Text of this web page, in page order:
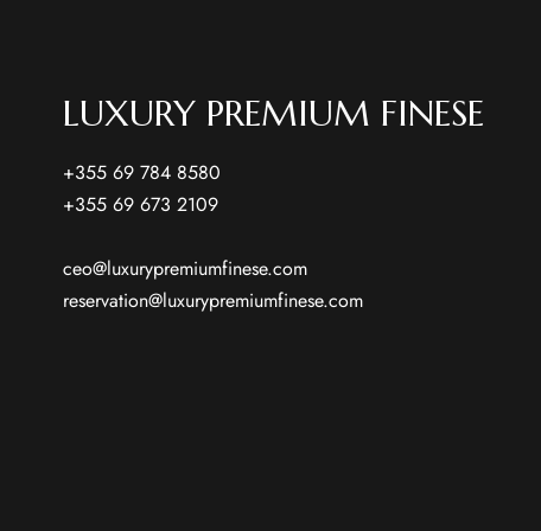
LUXURY PREMIUM FINESE
+355 69 784 8580
+355 69 673 2109
ceo@luxurypremiumfinese.com
reservation@luxurypremiumfinese.com